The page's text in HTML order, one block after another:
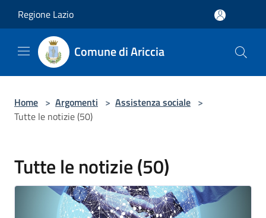
Regione Lazio
Comune di Ariccia
Home > Argomenti > Assistenza sociale >
Tutte le notizie (50)
Tutte le notizie (50)